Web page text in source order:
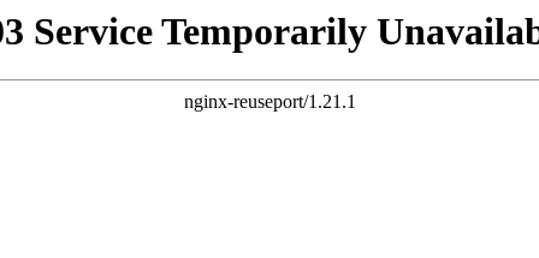
Service Temporarily
nginx-reuseport/1.21.1